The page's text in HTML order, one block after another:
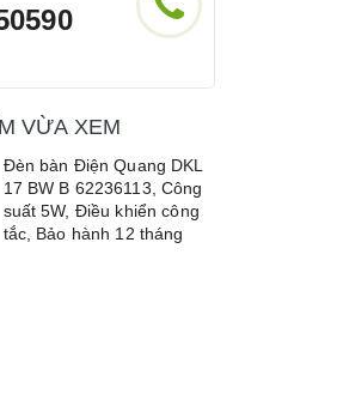
VỪA XEM
Đèn bàn Điện Quang DKL
17 BW B 62236113, Công
suất 5W, Điều khiển công
tắc, Bảo hành 12 tháng